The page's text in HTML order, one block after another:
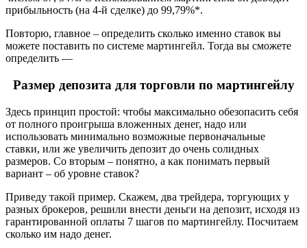
прибыльность (на 4-й сделке) до 99,79%*.
Повторю, главное – определить сколько именно ставок вы
можете поставить по системе мартингейл. Тогда вы сможете
определить —
Размер депозита для торговли по мартингейлу
Здесь принцип простой: чтобы максимально обезопасить себя
от полного проигрыша вложенных денег, надо или
использовать минимально возможные первоначальные
ставки, или же увеличить депозит до очень солидных
размеров. Со вторым – понятно, а как понимать первый
вариант – об уровне ставок?
Приведу такой пример. Скажем, два трейдера, торгующих у
разных брокеров, решили внести деньги на депозит, исходя из
гарантированной оплаты 7 шагов по мартингейлу. Посчитаем
сколько им надо денег.